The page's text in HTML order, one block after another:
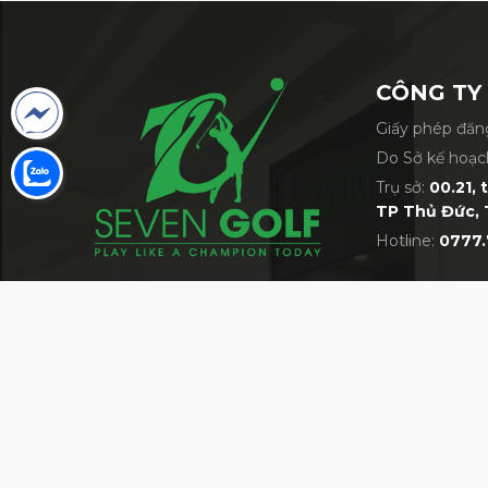
CÔNG
Giấy phép
Do Sở kế
Trụ sở: 00.21,
TP Thủ Đức,
Hotline: